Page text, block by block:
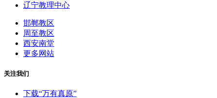
辽宁教理中心
邯郸教区
周至教区
西安南堂
更多网站
关注我们
下载“万有真原”